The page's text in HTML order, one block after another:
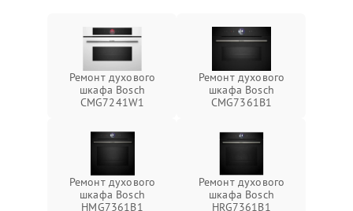
Ремонт духового
шкафа Bosch
CMG7241W1
Ремонт духового
шкафа Bosch
CMG7361B1
Ремонт духового
шкафа Bosch
HMG7361B1
Ремонт духового
шкафа Bosch
HRG7361B1